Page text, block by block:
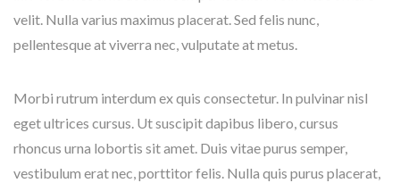
velit. Nulla varius maximus placerat. Sed felis nunc,
pellentesque at viverra nec, vulputate at metus.
Morbi rutrum interdum ex quis consectetur. In pulvinar nisl
eget ultrices cursus. Ut suscipit dapibus libero, cursus
rhoncus urna lobortis sit amet. Duis vitae purus semper,
vestibulum erat nec, porttitor felis. Nulla quis purus placerat,